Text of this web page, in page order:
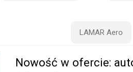
LAMAR Aero
Nowość w ofercie: